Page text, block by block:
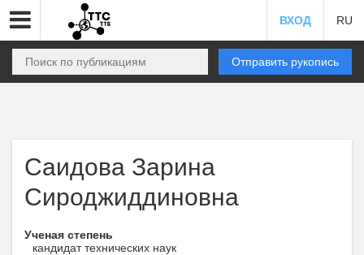
ВХОД RU
Отправить рукопись
Саидова Зарина
Сироджиддиновна
Ученая степень
кандидат технических наук